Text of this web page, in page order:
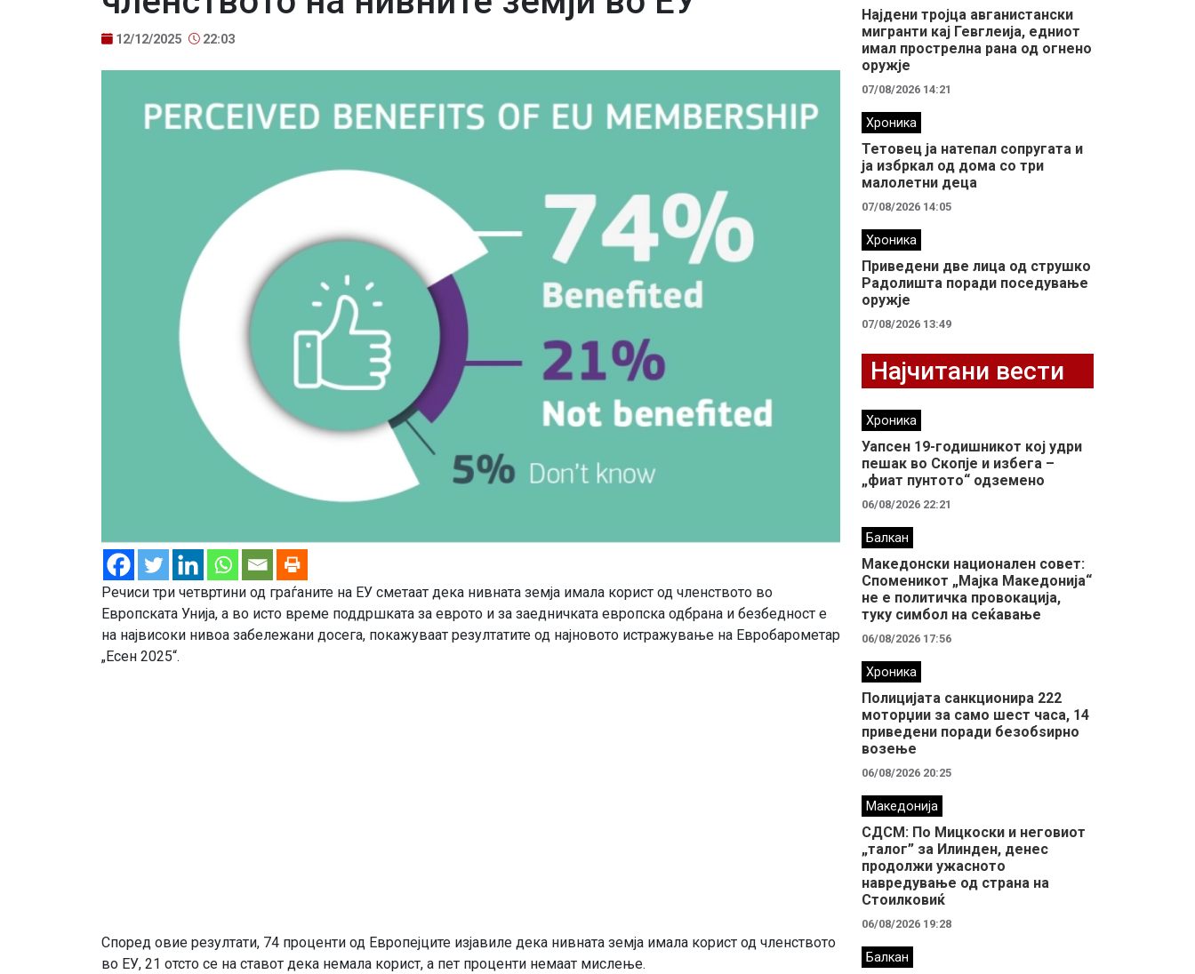
12/12/2025 22:03
Речиси три четвртини од граѓаните на ЕУ сметаат дека нивната земја имала корист од членството во
Европската Унија, а во исто време поддршката за еврото и за заедничката европска одбрана и безбедност е
на највисоки нивоа забележани досега, покажуваат резултатите од најновото истражување на Евробарометар
„Есен 2025“.
Според овие резултати, 74 проценти од Европејците изјавиле дека нивната земја имала корист од членството
во ЕУ, 21 отсто се на ставот дека немала корист, а пет проценти немаат мислење.
Најдени тројца авганистански
мигранти кај Гевглеија, едниот
имал прострелна рана од огнено
оружје
07/08/2026 14:21
Хроника
Тетовец ја натепал сопругата и
ја избркал од дома со три
малолетни деца
07/08/2026 14:05
Хроника
Приведени две лица од струшко
Радолишта поради поседување
оружје
07/08/2026 13:49
Најчитани вести
Хроника
Уапсен 19-годишникот кој удри
пешак во Скопје и избега –
„фиат пунтото“ одземено
06/08/2026 22:21
Балкан
Македонски национален совет:
Споменикот „Мајка Македонија“
не е политичка провокација,
туку симбол на сеќавање
06/08/2026 17:56
Хроника
Полицијата санкционира 222
моторџии за само шест часа, 14
приведени поради безобѕирно
возење
06/08/2026 20:25
Македонија
СДСМ: По Мицкоски и неговиот
„талог” за Илинден, денес
продолжи ужасното
навредување од страна на
Стоилковиќ
06/08/2026 19:28
Балкан